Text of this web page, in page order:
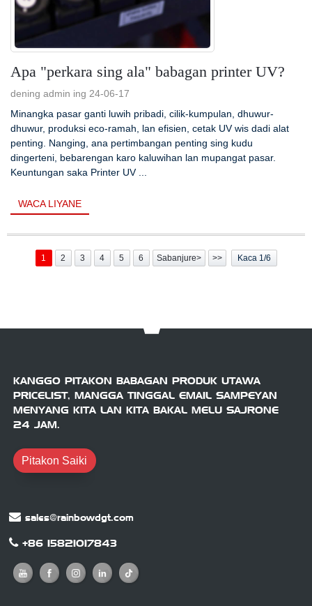
Apa "perkara sing ala" babagan printer UV?
dening admin ing 24-06-17
Minangka pasar ganti luwih pribadi, cilik-kumpulan, dhuwur-
dhuwur, produksi eco-ramah, lan efisien, cetak UV wis dadi alat
penting. Nanging, ana pertimbangan penting sing kudu
dingerteni, bebarengan karo kaluwihan lan mupangat pasar.
Keuntungan saka Printer UV ...
WACA LIYANE
1 2 3 4 5 6 Sabanjure> >> Kaca 1/6
KANGGO PITAKON BABAGAN PRODUK UTAWA
PRICELIST, MANGGA TINGGAL EMAIL SAMPEYAN
MENYANG KITA LAN KITA BAKAL MELU SAJRONE
24 JAM.
Pitakon Saiki
sales@rainbowdgt.com
+86 15821017843